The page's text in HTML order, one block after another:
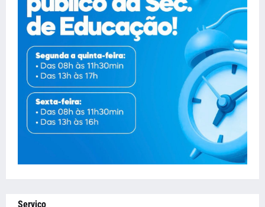
Serviço